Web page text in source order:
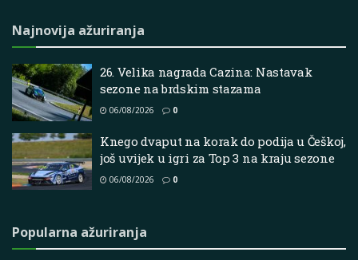
Najnovija ažuriranja
26. Velika nagrada Cazina: Nastavak
sezone na brdskim stazama
06/08/2026 0
Knego dvaput na korak do podija u Češkoj,
još uvijek u igri za Top 3 na kraju sezone
06/08/2026 0
Popularna ažuriranja